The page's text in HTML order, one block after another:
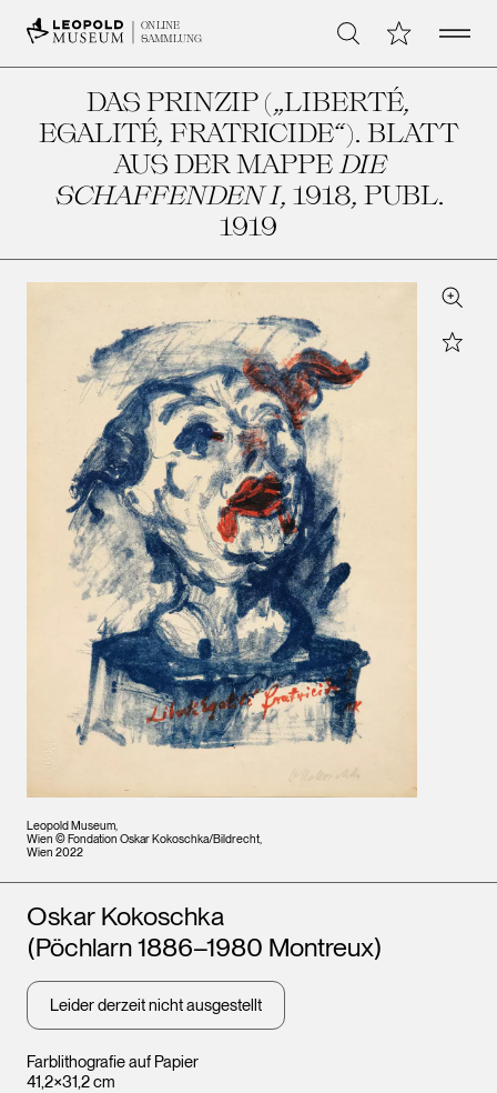
ONLINE
SAMMLUNG
Suche Meine Open
DAS PRINZIP („LIBERTÉ,
EGALITÉ, FRATRICIDE“). BLATT
AUS DER MAPPE DIE
SCHAFFENDEN I, 1918, PUBL.
1919
Leopold Museum,
Wien © Fondation Oskar Kokoschka/Bildrecht,
Wien 2022
Zoom
Star
Farblithografie auf Papier
41,2×31,2 cm
Künstler*innen
Oskar Kokoschka
(Pöchlarn 1886–1980 Montreux)
Leider derzeit nicht ausgestellt